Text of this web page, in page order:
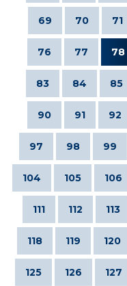
69 70 71
76 77 78
83 84 85
90 91 92
97 98 99
104 105 106
111 112 113
118 119 120
125 126 127